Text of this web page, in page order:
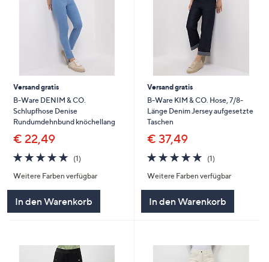
Versand gratis
B-Ware DENIM & CO.
Schlupfhose Denise
Rundumdehnbund knöchellang
€ 22,49
5.0
von
5
(1)
Weitere Farben verfügbar
In den Warenkorb
Versand gratis
B-Ware KIM & CO. Hose, 7/8-
Länge Denim Jersey aufgesetzte
Taschen
€ 37,49
5.0
von
5
(1)1
Weitere Farben verfügbar
In den Warenkorb